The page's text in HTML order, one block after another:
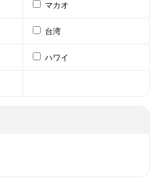
マカオ
台湾
ハワイ